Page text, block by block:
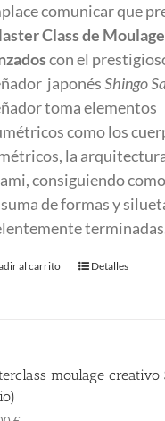
comunicar que
Classde Moulage
con el
japonésShingo
toma elementos
como los
la
consiguiendo
de formas y
al carrito Detalles
moulage creativo